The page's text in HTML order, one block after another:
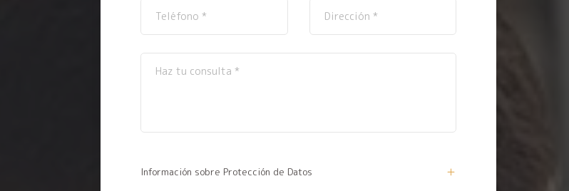
Información sobre Protección de Datos